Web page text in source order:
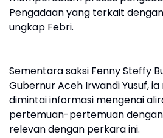
Pengadaan yang terkait
ungkap Febri.
Sementara saksi Fenny Steffy
Gubernur Aceh Irwandi Yusuf,
dimintai informasi mengenai
pertemuan-pertemuan
relevan dengan perkara ini.